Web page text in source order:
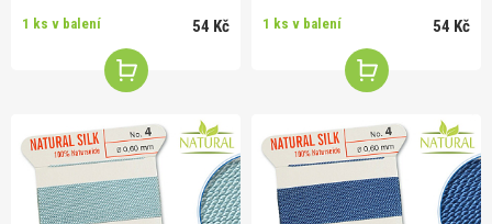
1 ks v balení 54 Kč 1 ks v balení 54 Kč